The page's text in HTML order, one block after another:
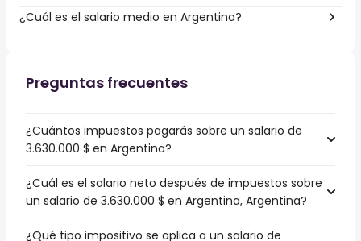
¿Cuál es el salario medio en Argentina?
Preguntas frecuentes
¿Cuántos impuestos pagarás sobre un salario de
3.630.000 $ en Argentina?
¿Cuál es el salario neto después de impuestos sobre
un salario de 3.630.000 $ en Argentina, Argentina?
¿Qué tipo impositivo se aplica a un salario de